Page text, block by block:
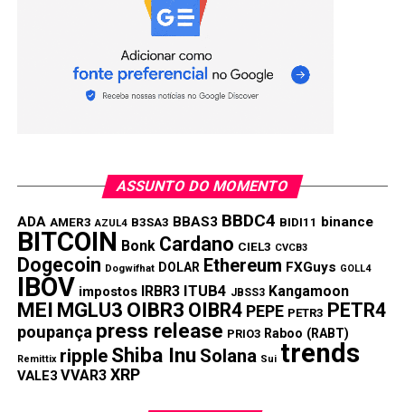
TÓPICOS RELACIONADOS: POUPANÇA
Procon-SP quer limitar Pix a movimentações de R$
500 ao mês para evitar sequestros e golpes
ASSUNTO DO MOMENTO
ADA AMER3 AZUL4 B3SA3 BBAS3 BBDC4 BIDI11 binance
BITCOIN Bonk Cardano CIEL3 CVCB3
Dogecoin Dogwifhat DOLAR Ethereum FXGuys GOLL4
IBOV impostos IRBR3 ITUB4 JBSS3 Kangamoon
MEI MGLU3 OIBR3 OIBR4 PEPE PETR3 PETR4
poupança press release PRIO3 Raboo (RABT)
Remittix ripple Shiba Inu Solana Sui trends
VALE3 VVAR3 XRP